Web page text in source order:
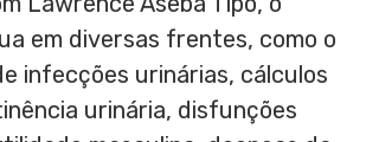
em diversas frentes, como o
infecções urinárias, cálculos
urinária, disfunções